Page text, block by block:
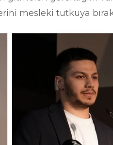
mesleki tutkuya